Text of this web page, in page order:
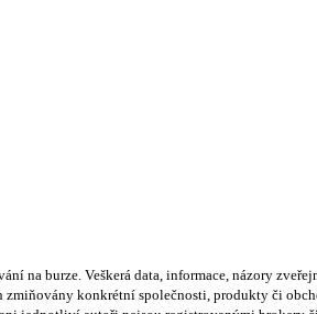
na burze. Veškerá data, informace, názory
konkrétní společnosti, produkty či